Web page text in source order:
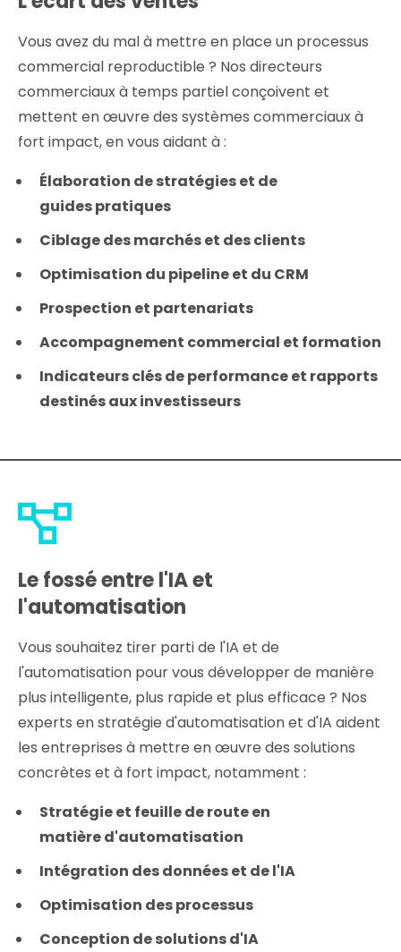
Vous avez du mal à mettre en place un processus
commercial reproductible ? Nos directeurs
commerciaux à temps partiel conçoivent et
mettent en œuvre des systèmes commerciaux à
fort impact, en vous aidant à :
Élaboration de stratégies et de
guides pratiques
Ciblage des marchés et des clients
Optimisation du pipeline et du CRM
Prospection et partenariats
Accompagnement commercial et formation
Indicateurs clés de performance et rapports
destinés aux investisseurs
Le fossé entre l'IA et
l'automatisation
Vous souhaitez tirer parti de l'IA et de
l'automatisation pour vous développer de manière
plus intelligente, plus rapide et plus efficace ? Nos
experts en stratégie d'automatisation et d'IA aident
les entreprises à mettre en œuvre des solutions
concrètes et à fort impact, notamment :
Stratégie et feuille de route en
matière d'automatisation
Intégration des données et de l'IA
Optimisation des processus
Conception de solutions d'IA